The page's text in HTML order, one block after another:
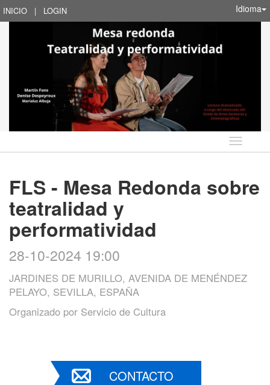
INICIO | LOGIN Idioma
Idioma
FLS - Mesa Redonda sobre
teatralidad y
performatividad
28-10-2024 19:00
JARDINES DE MURILLO, AVENIDA DE MENÉNDEZ
PELAYO, SEVILLA, ESPAÑA
Organizado por Servicio de Cultura
CONTACTO